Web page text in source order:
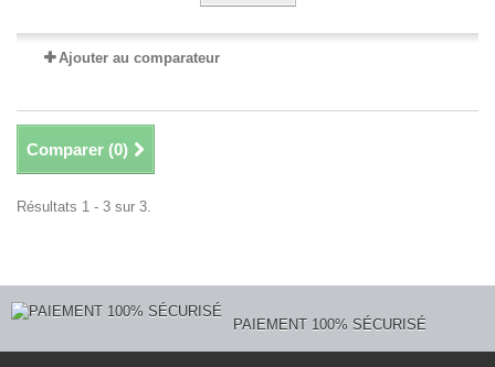
Ajouter au comparateur
Comparer (0)
Résultats 1 - 3 sur 3.
PAIEMENT 100% SÉCURISÉ